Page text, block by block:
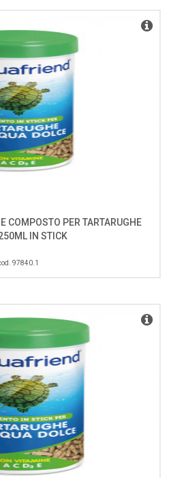
COMPOSTO PER TARTARUGHE
IN STICK
97840.1